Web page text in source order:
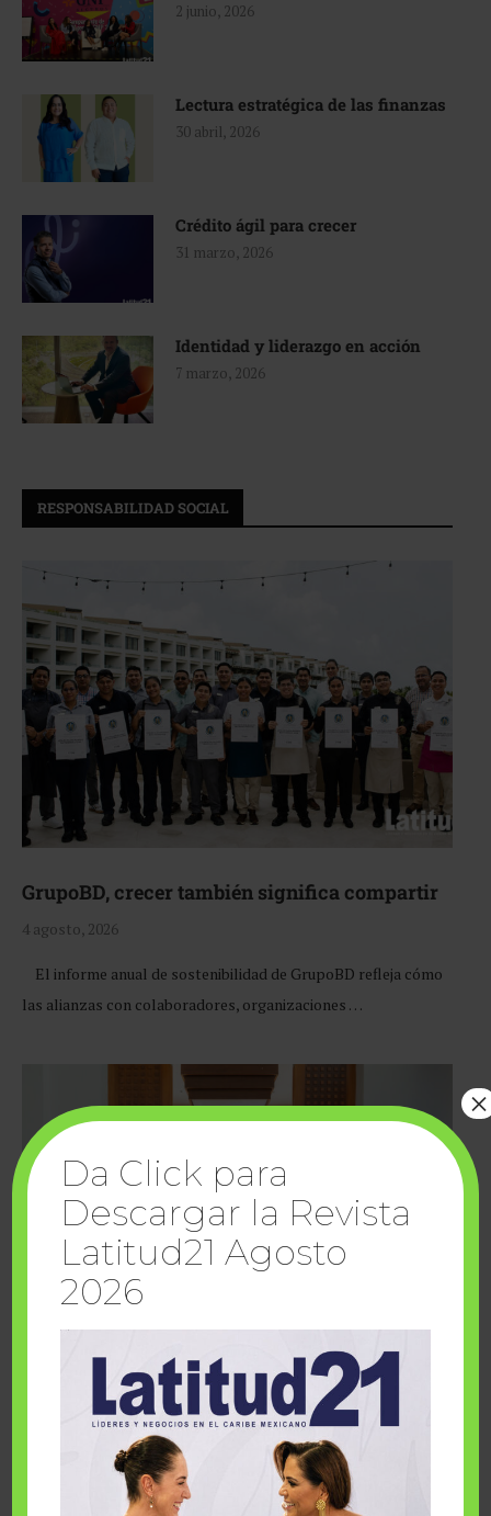
2 junio, 2026
Lectura estratégica de las finanzas
30 abril, 2026
Crédito ágil para crecer
31 marzo, 2026
Identidad y liderazgo en acción
7 marzo, 2026
RESPONSABILIDAD SOCIAL
GrupoBD, crecer también significa compartir
4 agosto, 2026
El informe anual de sostenibilidad de GrupoBD refleja cómo
las alianzas con colaboradores, organizaciones …
Cuando la solidaridad inspira; cumplen
sueños Fairmont Mayakoba y Make-A-Wish
Da Click para
Descargar la Revista
Latitud21 Agosto
2026
×